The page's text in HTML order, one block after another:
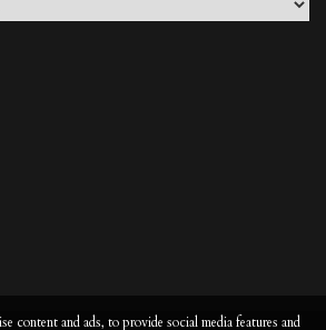
content and ads, to provide social media features and